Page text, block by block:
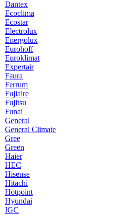
Dantex
Ecoclima
Ecostar
Electrolux
Energolux
Eurohoff
Euroklimat
Expertair
Faura
Ferrum
Fujiaire
Fujitsu
Funai
General
General Climate
Gree
Green
Haier
HEC
Hisense
Hitachi
Hotpoint
Hyundai
IGC